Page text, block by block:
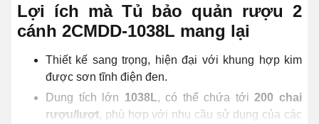
Lợi ích mà Tủ bảo quản rượu 2
cánh 2CMDD-1038L mang lại
Thiết kế sang trọng, hiện đại với khung hợp kim
được sơn tĩnh điện đen.
Dung tích lớn 1038L, có thể chứa tới200 chai
rượu/lượt, phù hợp với nhu cầu sử dụng của các